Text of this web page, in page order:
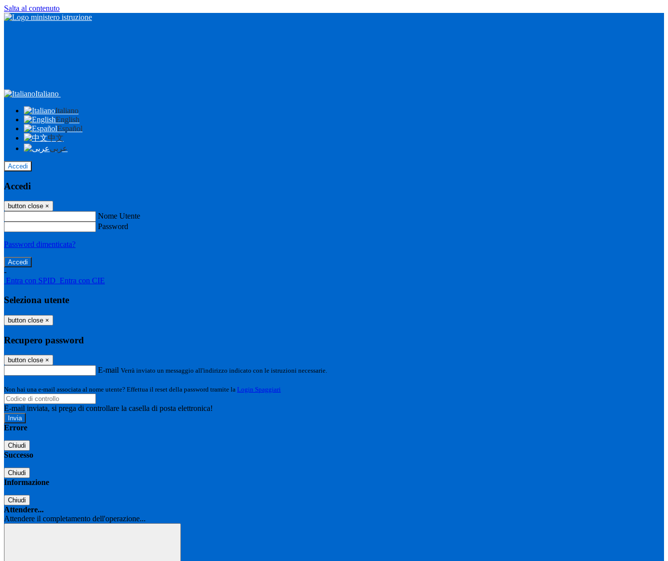
Salta al contenuto
Italiano
Italiano
English
Español
中文
عربى
Accedi
Accedi
button close ×
Nome Utente
Password
Password dimenticata?
-
Entra con SPID Entra con CIE
Seleziona utente
button close ×
Recupero password
button close ×
E-mail Verrà inviato un messaggio all'indirizzo indicato con le istruzioni necessarie.
Non hai una e-mail associata al nome utente? Effettua il reset della password tramite la Login Spaggiari
E-mail inviata, si prega di controllare la casella di posta elettronica!
Errore
Chiudi
Successo
Chiudi
Informazione
Chiudi
Attendere...
Attendere il completamento dell'operazione...